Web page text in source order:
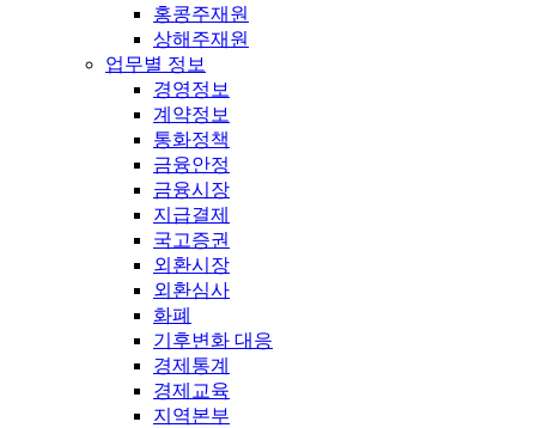
홍콩주재원
상해주재원
업무별 정보
경영정보
계약정보
통화정책
금융안정
금융시장
지급결제
국고증권
외환시장
외환심사
화폐
기후변화 대응
경제통계
경제교육
지역본부